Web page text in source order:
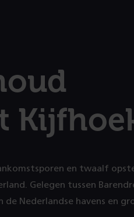
en twaalf
Gelegen tussen
Nederlandse havens en